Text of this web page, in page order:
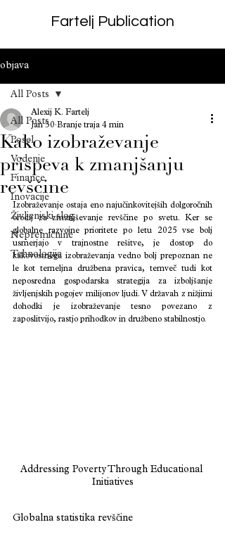
Fartelj Publication
objava
All Posts
Posel
Vodenje
Finance
Inovacije
Življenjski slog
Nepremičnine
Tehnologija
All Posts
Kako izobraževanje
prispeva k zmanjšanju
revščine
Alexij K. Fartelj
Jan 30 Branje traja 4 min
Izobraževanje ostaja eno najučinkovitejših dolgoročnih
orodij za zmanjševanje revščine po svetu. Ker se
globalne razvojne prioritete po letu 2025 vse bolj
usmerjajo v trajnostne rešitve, je dostop do
kakovostnega izobraževanja vedno bolj prepoznan ne
le kot temeljna družbena pravica, temveč tudi kot
neposredna gospodarska strategija za izboljšanje
življenjskih pogojev milijonov ljudi. V državah z nižjimi
dohodki je izobraževanje tesno povezano z
zaposlitvijo, rastjo prihodkov in družbeno stabilnostjo.
Addressing Poverty Through Educational
Initiatives
Globalna statistika revščine